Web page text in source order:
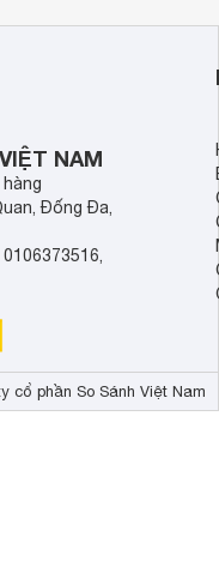
NAM
Đống Đa,
cổ phần So Sánh Việt Nam